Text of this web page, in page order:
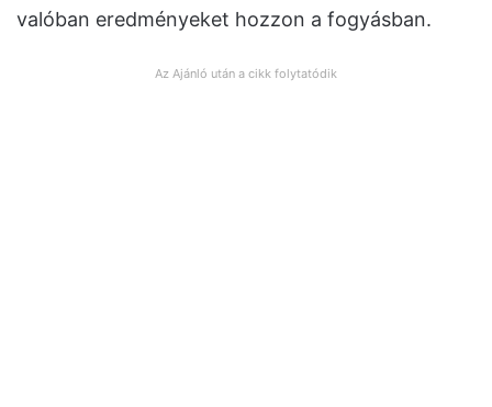
valóban eredményeket hozzon a fogyásban.
Az Ajánló után a cikk folytatódik